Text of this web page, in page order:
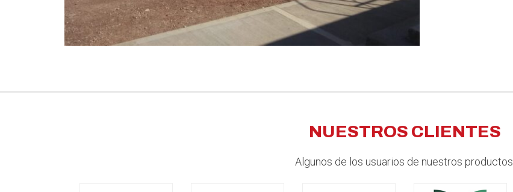
NUESTROS CLIENTES
Algunos de los usuarios de nuestros productos.